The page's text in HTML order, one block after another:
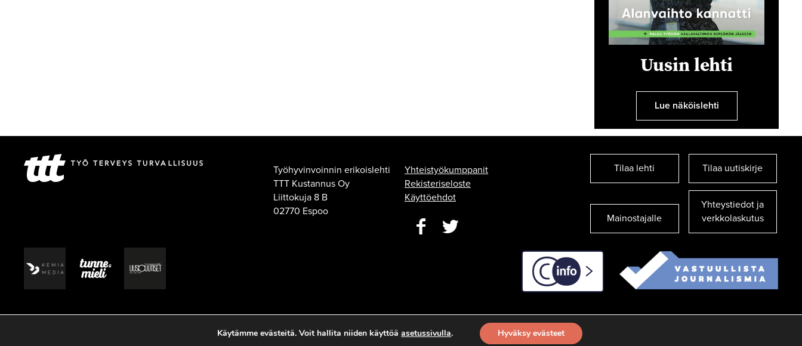
Uusin lehti
Lue näköislehti
Työhyvinvoinnin erikoislehti
TTT Kustannus Oy
Liittokuja 8 B
02770 Espoo
Yhteistyökumppanit
Rekisteriseloste
Käyttöehdot
Tilaa lehti Tilaa uutiskirje
Mainostajalle
Yhteystiedot ja
verkkolaskutus
C-info
Käytämme evästeitä. Voit hallita niiden käyttöäasetussivulla. Hyväksy evästeet